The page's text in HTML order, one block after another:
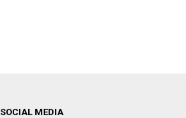
SOCIAL MEDIA